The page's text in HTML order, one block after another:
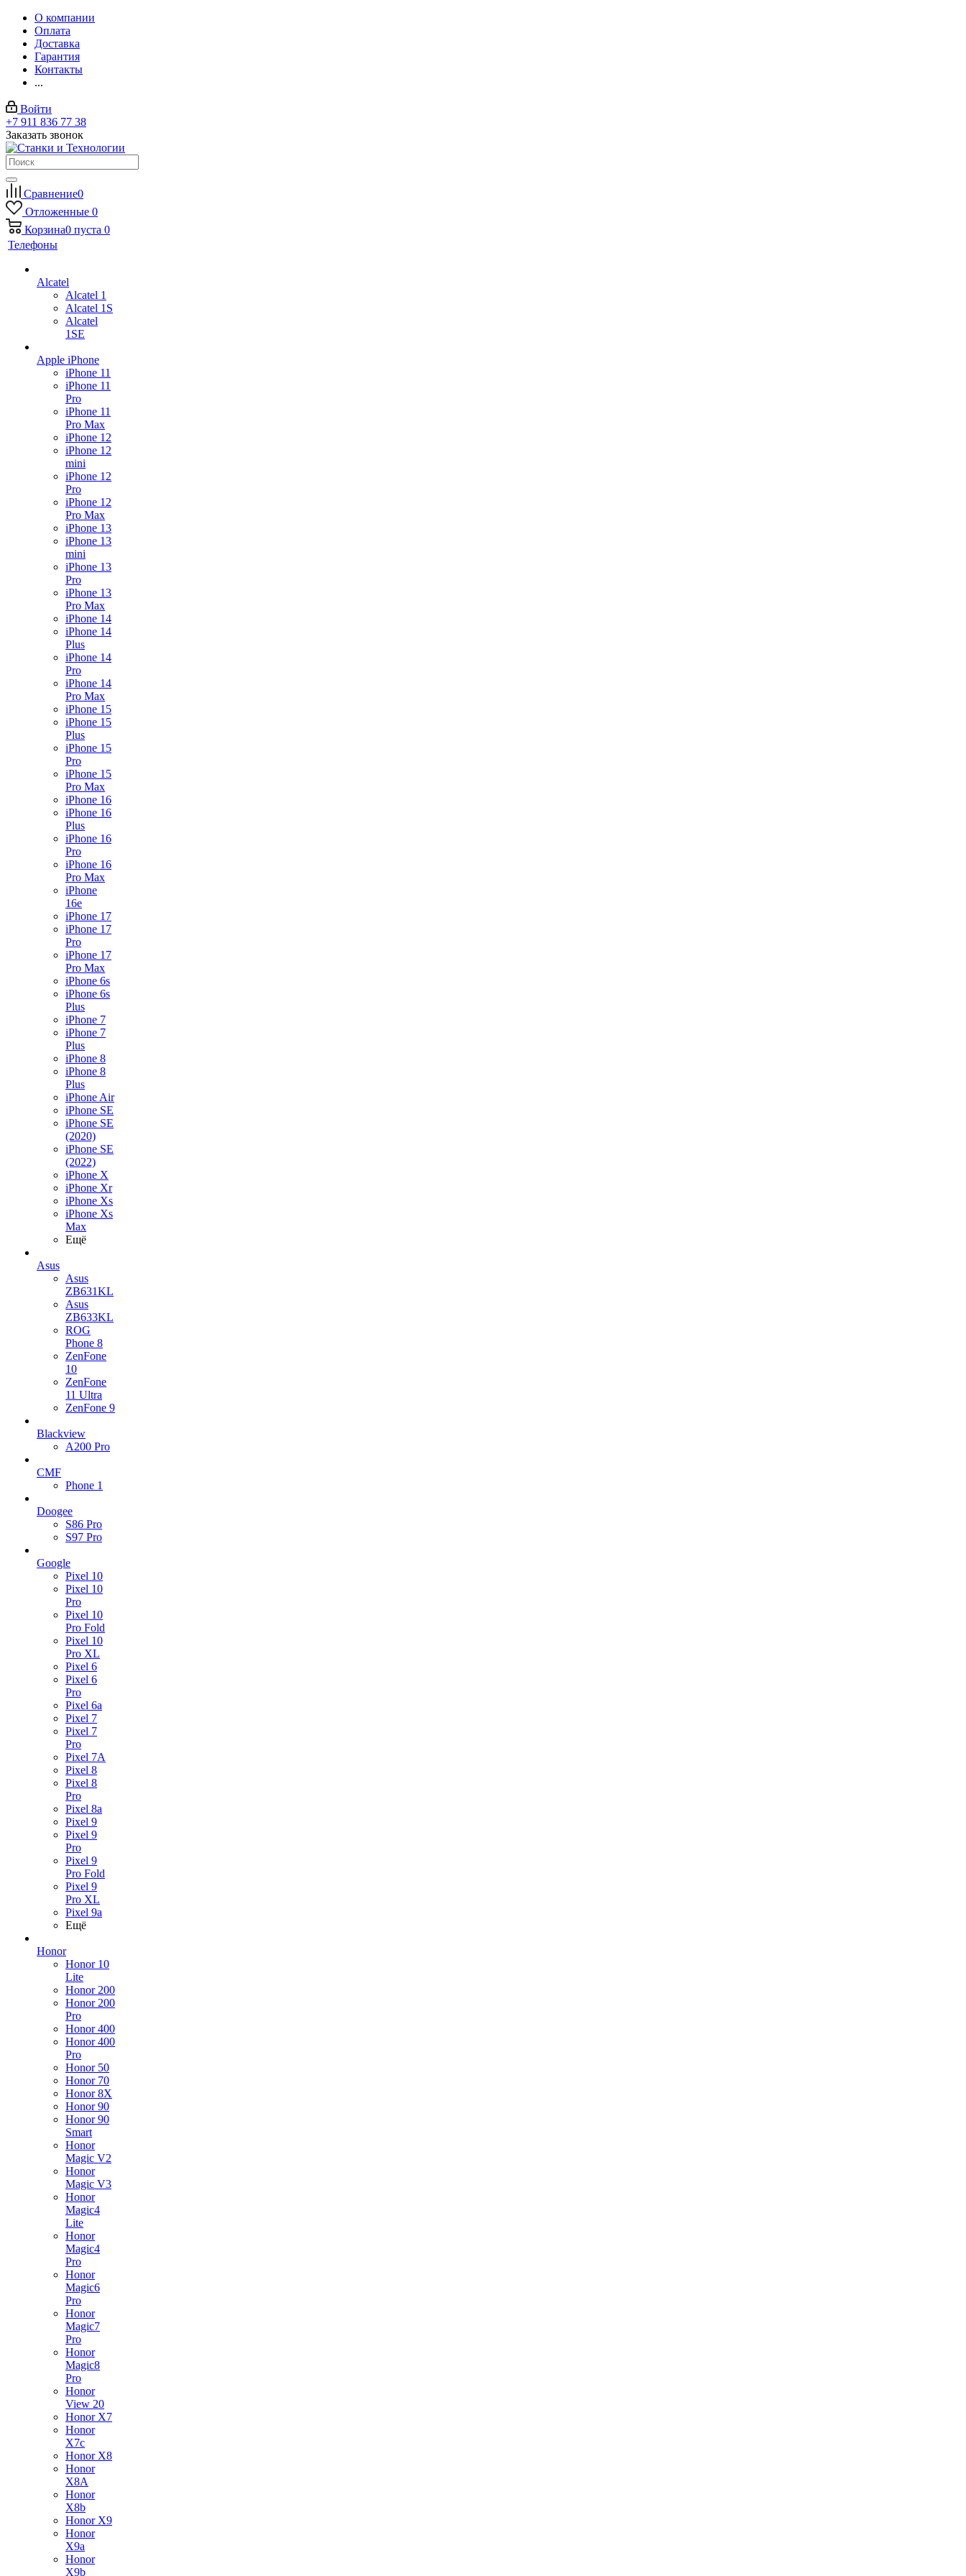
О компании
Оплата
Доставка
Гарантия
Контакты
...
Войти
+7 911 836 77 38
Заказать звонок
Сравнение0
Отложенные 0
Корзина0 пуста 0
Телефоны
Alcatel
Alcatel 1
Alcatel 1S
Alcatel
1SE
Apple iPhone
iPhone 11
iPhone 11
Pro
iPhone 11
Pro Max
iPhone 12
iPhone 12
mini
iPhone 12
Pro
iPhone 12
Pro Max
iPhone 13
iPhone 13
mini
iPhone 13
Pro
iPhone 13
Pro Max
iPhone 14
iPhone 14
Plus
iPhone 14
Pro
iPhone 14
Pro Max
iPhone 15
iPhone 15
Plus
iPhone 15
Pro
iPhone 15
Pro Max
iPhone 16
iPhone 16
Plus
iPhone 16
Pro
iPhone 16
Pro Max
iPhone
16e
iPhone 17
iPhone 17
Pro
iPhone 17
Pro Max
iPhone 6s
iPhone 6s
Plus
iPhone 7
iPhone 7
Plus
iPhone 8
iPhone 8
Plus
iPhone Air
iPhone SE
iPhone SE
(2020)
iPhone SE
(2022)
iPhone X
iPhone Xr
iPhone Xs
iPhone Xs
Max
Ещё
Asus
Asus
ZB631KL
Asus
ZB633KL
ROG
Phone 8
ZenFone
10
ZenFone
11 Ultra
ZenFone 9
Blackview
A200 Pro
CMF
Phone 1
Doogee
S86 Pro
S97 Pro
Google
Pixel 10
Pixel 10
Pro
Pixel 10
Pro Fold
Pixel 10
Pro XL
Pixel 6
Pixel 6
Pro
Pixel 6a
Pixel 7
Pixel 7
Pro
Pixel 7A
Pixel 8
Pixel 8
Pro
Pixel 8a
Pixel 9
Pixel 9
Pro
Pixel 9
Pro Fold
Pixel 9
Pro XL
Pixel 9a
Ещё
Honor
Honor 10
Lite
Honor 200
Honor 200
Pro
Honor 400
Honor 400
Pro
Honor 50
Honor 70
Honor 8X
Honor 90
Honor 90
Smart
Honor
Magic V2
Honor
Magic V3
Honor
Magic4
Lite
Honor
Magic4
Pro
Honor
Magic6
Pro
Honor
Magic7
Pro
Honor
Magic8
Pro
Honor
View 20
Honor X7
Honor
X7c
Honor X8
Honor
X8A
Honor
X8b
Honor X9
Honor
X9a
Honor
X9b